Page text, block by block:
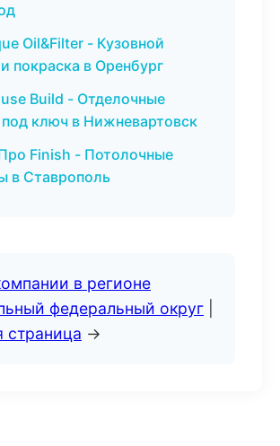
Oil&Filter - Кузовной
покраска в Оренбург
Build - Отделочные
ключ в Нижневартовск
Finish - Потолочные
в Ставрополь
в регионе
федеральный округ
страница →